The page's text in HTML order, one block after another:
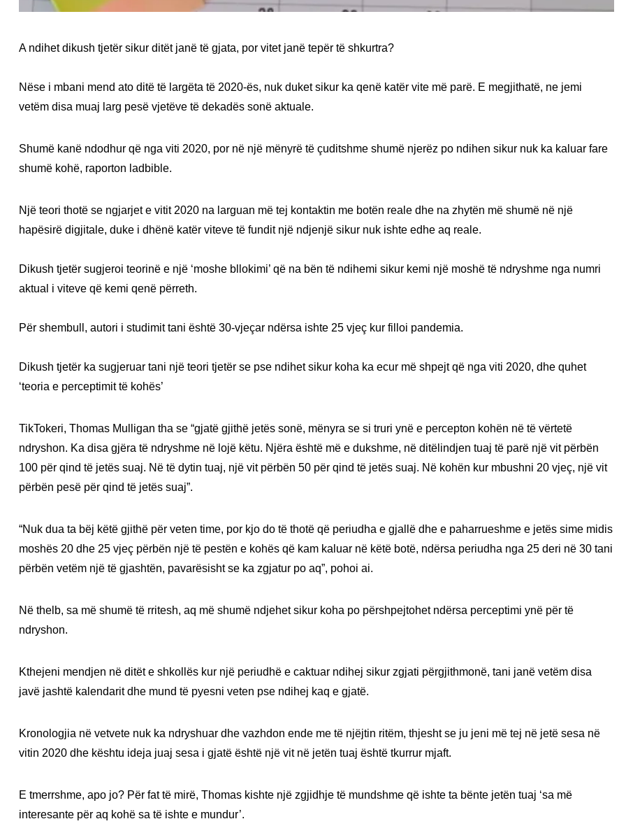
A ndihet dikush tjetër sikur ditët janë të gjata, por vitet janë tepër të shkurtra?
Nëse i mbani mend ato ditë të largëta të 2020-ës, nuk duket sikur ka qenë katër vite më parë. E megjithatë, ne jemi
vetëm disa muaj larg pesë vjetëve të dekadës sonë aktuale.
Shumë kanë ndodhur që nga viti 2020, por në një mënyrë të çuditshme shumë njerëz po ndihen sikur nuk ka kaluar fare
shumë kohë, raporton ladbible.
Një teori thotë se ngjarjet e vitit 2020 na larguan më tej kontaktin me botën reale dhe na zhytën më shumë në një
hapësirë digjitale, duke i dhënë katër viteve të fundit një ndjenjë sikur nuk ishte edhe aq reale.
Dikush tjetër sugjeroi teorinë e një ‘moshe bllokimi’ që na bën të ndihemi sikur kemi një moshë të ndryshme nga numri
aktual i viteve që kemi qenë përreth.
Për shembull, autori i studimit tani është 30-vjeçar ndërsa ishte 25 vjeç kur filloi pandemia.
Dikush tjetër ka sugjeruar tani një teori tjetër se pse ndihet sikur koha ka ecur më shpejt që nga viti 2020, dhe quhet
‘teoria e perceptimit të kohës’
TikTokeri, Thomas Mulligan tha se “gjatë gjithë jetës sonë, mënyra se si truri ynë e percepton kohën në të vërtetë
ndryshon. Ka disa gjëra të ndryshme në lojë këtu. Njëra është më e dukshme, në ditëlindjen tuaj të parë një vit përbën
100 për qind të jetës suaj. Në të dytin tuaj, një vit përbën 50 për qind të jetës suaj. Në kohën kur mbushni 20 vjeç, një vit
përbën pesë për qind të jetës suaj”.
“Nuk dua ta bëj këtë gjithë për veten time, por kjo do të thotë që periudha e gjallë dhe e paharrueshme e jetës sime midis
moshës 20 dhe 25 vjeç përbën një të pestën e kohës që kam kaluar në këtë botë, ndërsa periudha nga 25 deri në 30 tani
përbën vetëm një të gjashtën, pavarësisht se ka zgjatur po aq”, pohoi ai.
Në thelb, sa më shumë të rritesh, aq më shumë ndjehet sikur koha po përshpejtohet ndërsa perceptimi ynë për të
ndryshon.
Kthejeni mendjen në ditët e shkollës kur një periudhë e caktuar ndihej sikur zgjati përgjithmonë, tani janë vetëm disa
javë jashtë kalendarit dhe mund të pyesni veten pse ndihej kaq e gjatë.
Kronologjia në vetvete nuk ka ndryshuar dhe vazhdon ende me të njëjtin ritëm, thjesht se ju jeni më tej në jetë sesa në
vitin 2020 dhe kështu ideja juaj sesa i gjatë është një vit në jetën tuaj është tkurrur mjaft.
E tmerrshme, apo jo? Për fat të mirë, Thomas kishte një zgjidhje të mundshme që ishte ta bënte jetën tuaj ‘sa më
interesante për aq kohë sa të ishte e mundur’.